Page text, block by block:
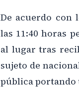
De acuerdo con
las 11:40 horas
al lugar tras
sujeto de
pública